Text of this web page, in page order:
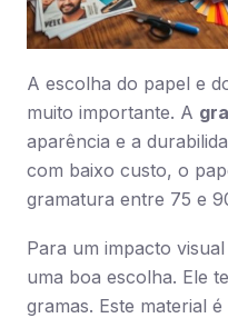
A escolha do papel e
muito importante. A
aparência e a
com baixo custo, o
gramatura entre 75 e
Para um impacto
uma boa escolha. Ele
gramas. Este material